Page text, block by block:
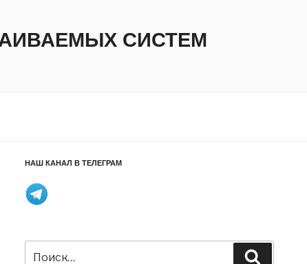
СИСТЕМ
НАШ КАНАЛ В ТЕЛЕГРАМ
Искать: